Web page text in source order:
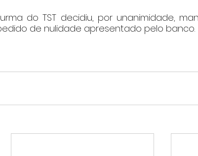
do TST decidiu, por unanimidade,
de nulidade apresentado pelo banco.